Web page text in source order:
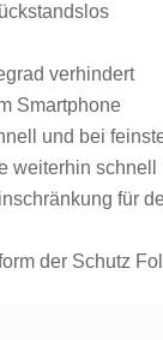
verhindert
Smartphone
und bei
weiterhin schnell
für
der Schutz